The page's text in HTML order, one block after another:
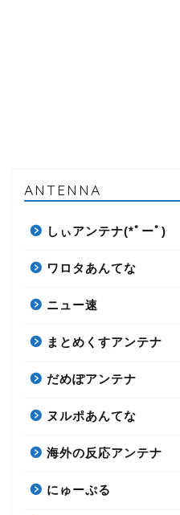
ANTENNA
しぃアンテナ(*ﾟーﾟ)
ワロタあんてな
ニュー速
まとめくすアンテナ
だめぽアンテナ
ヌルポあんてな
海外の反応アンテナ
にゅーぷる